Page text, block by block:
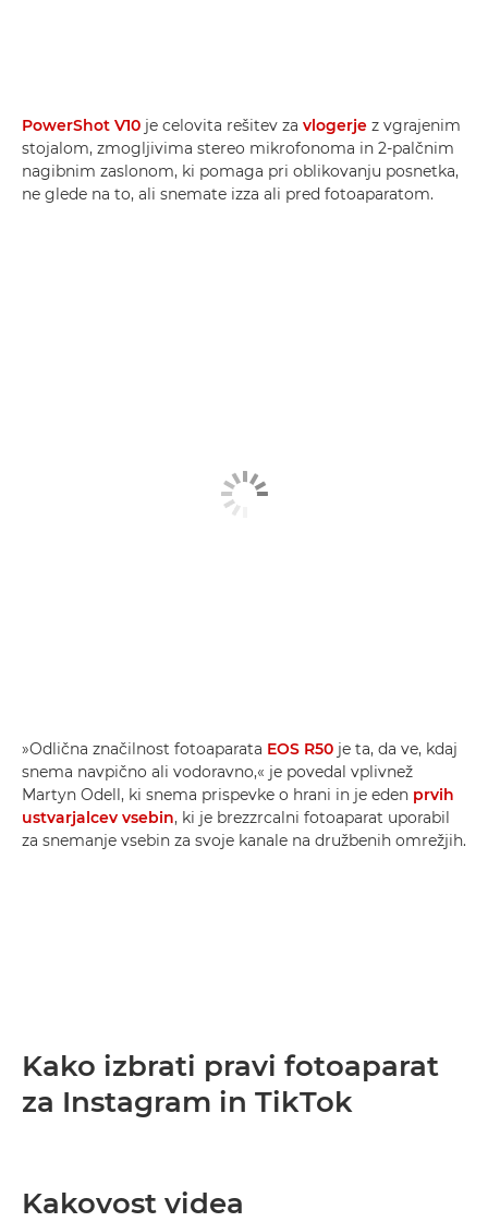
PowerShot V10 je celovita rešitev za vlogerje z vgrajenim
stojalom, zmogljivima stereo mikrofonoma in 2-palčnim
nagibnim zaslonom, ki pomaga pri oblikovanju posnetka,
ne glede na to, ali snemate izza ali pred fotoaparatom.
»Odlična značilnost fotoaparata EOS R50 je ta, da ve, kdaj
snema navpično ali vodoravno,« je povedal vplivnež
Martyn Odell, ki snema prispevke o hrani in je eden prvih
ustvarjalcev vsebin, ki je brezzrcalni fotoaparat uporabil
za snemanje vsebin za svoje kanale na družbenih omrežjih.
Kako izbrati pravi fotoaparat
za Instagram in TikTok
Kakovost videa